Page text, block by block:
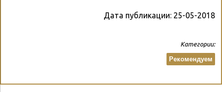
Дата публикации: 25-05-2018
Категории:
Рекомендуем